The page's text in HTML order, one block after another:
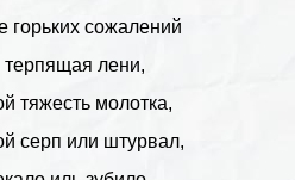
сожалений
терпящая лени,
тяжесть молотка,
серп или штурвал,